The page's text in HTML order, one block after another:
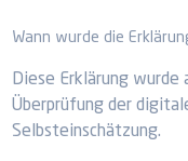
Wann wurde die
Diese Erklärung
Überprüfung der
Selbsteinschätzung.